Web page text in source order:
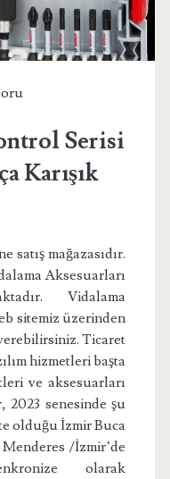
Serisi
Karışık
satış mağazasıdır.
Aksesuarları
Vidalama
sitemiz üzerinden
Ticaret
hizmetleri başta
ve aksesuarları
2023 senesinde şu
olduğu İzmir Buca
Menderes /İzmir’de
olarak